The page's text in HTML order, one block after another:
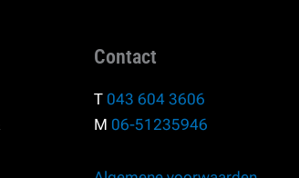
Contact
T 043 604 3606
M 06-51235946